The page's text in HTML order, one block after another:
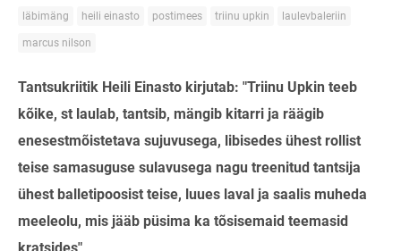
läbimäng heili einasto postimees triinu upkin laulevbaleriin
marcus nilson
Tantsukriitik Heili Einasto kirjutab: "Triinu Upkin teeb
kõike, st laulab, tantsib, mängib kitarri ja räägib
enesestmõistetava sujuvusega, libisedes ühest rollist
teise samasuguse sulavusega nagu treenitud tantsija
ühest balletipoosist teise, luues laval ja saalis muheda
meeleolu, mis jääb püsima ka tõsisemaid teemasid